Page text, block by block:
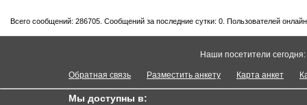
Всего сообщений: 286705. Сообщений за последние сутки: 0. Пользователей
Наши посетители сегодня:
Обратная связь Разместить анкету Карта анкет
Мы доступны в: